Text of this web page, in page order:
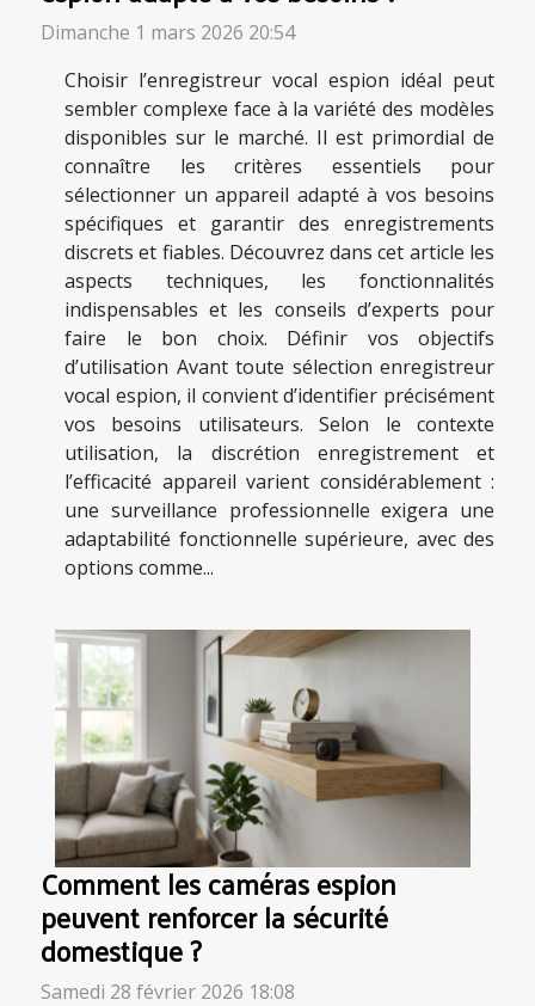
Dimanche 1 mars 2026 20:54
Choisir l’enregistreur vocal espion idéal peut
sembler complexe face à la variété des modèles
disponibles sur le marché. Il est primordial de
connaître les critères essentiels pour
sélectionner un appareil adapté à vos besoins
spécifiques et garantir des enregistrements
discrets et fiables. Découvrez dans cet article les
aspects techniques, les fonctionnalités
indispensables et les conseils d’experts pour
faire le bon choix. Définir vos objectifs
d’utilisation Avant toute sélection enregistreur
vocal espion, il convient d’identifier précisément
vos besoins utilisateurs. Selon le contexte
utilisation, la discrétion enregistrement et
l’efficacité appareil varient considérablement :
une surveillance professionnelle exigera une
adaptabilité fonctionnelle supérieure, avec des
options comme...
Comment les caméras espion
peuvent renforcer la sécurité
domestique ?
Samedi 28 février 2026 18:08